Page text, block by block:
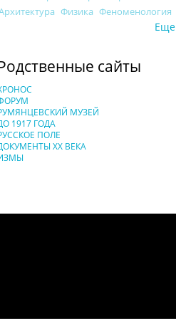
Физика Феноменология
Еще
сайты
МУЗЕЙ
1917 ГОДА
ПОЛЕ
XX ВЕКА